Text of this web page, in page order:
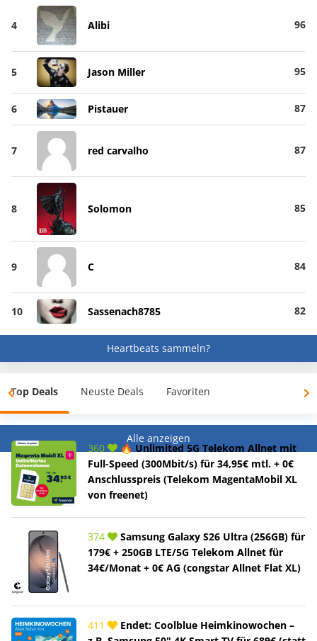
4 Alibi 96
5 Jason Miller 95
6 Pistauer 87
7 red carvalho 87
8 Solomon 85
9 C 84
10 Sassenach8785 82
Heartbeats sammeln?
Top Deals Neuste Deals Favoriten
Alle anzeigen
360
🔥 Unlimited 5G Telekom Allnet mit
Full-Speed (300Mbit/s) für 34,95€ mtl. + 0€
Anschlusspreis (Telekom MagentaMobil XL
von freenet)
374
Samsung Galaxy S26 Ultra (256GB) für
179€ + 250GB LTE/5G Telekom Allnet für
34€/Monat + 0€ AG (congstar Allnet Flat XL)
411
Endet: Coolblue Heimkinowochen –